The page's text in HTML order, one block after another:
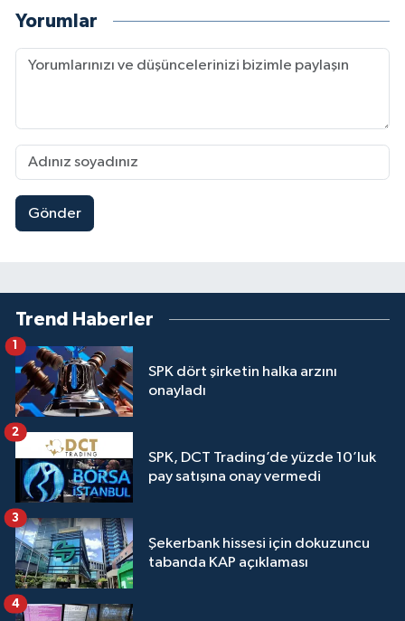
Yorumlar
Gönder
Trend Haberler
SPK dört şirketin halka arzını
onayladı
SPK, DCT Trading’de yüzde 10’luk
pay satışına onay vermedi
2
Şekerbank hissesi için dokuzuncu
tabanda KAP açıklaması
3
4